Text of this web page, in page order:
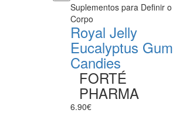
Suplementos para Definir o
Corpo
Royal Jelly
Eucalyptus Gum
Candies
FORTÉ
PHARMA
6.90€